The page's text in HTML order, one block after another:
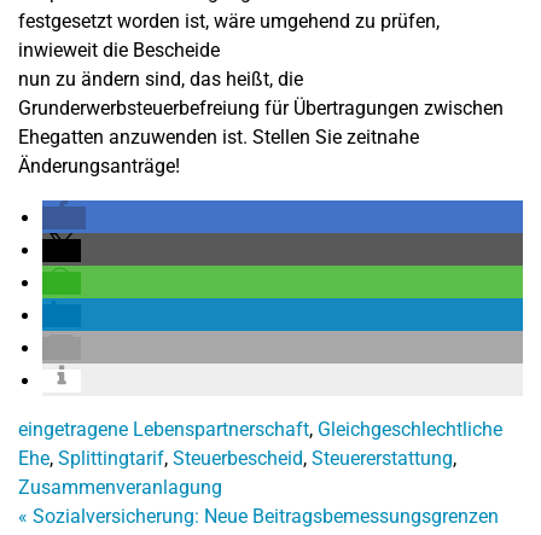
festgesetzt worden ist, wäre umgehend zu prüfen,
inwieweit die Bescheide
nun zu ändern sind, das heißt, die
Grunderwerbsteuerbefreiung für Übertragungen zwischen
Ehegatten anzuwenden ist. Stellen Sie zeitnahe
Änderungsanträge!
eingetragene Lebenspartnerschaft, Gleichgeschlechtliche
Ehe, Splittingtarif, Steuerbescheid, Steuererstattung,
Zusammenveranlagung
« Sozialversicherung: Neue Beitragsbemessungsgrenzen